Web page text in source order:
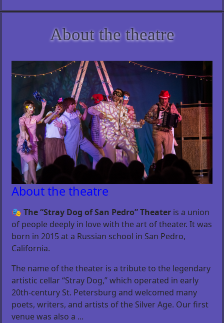
About the theatre
About the theatre
🎭 The “Stray Dog of San Pedro” Theater is a union
of people deeply in love with the art of theater. It was
born in 2015 at a Russian school in San Pedro,
California.
The name of the theater is a tribute to the legendary
artistic cellar “Stray Dog,” which operated in early
20th-century St. Petersburg and welcomed many
poets, writers, and artists of the Silver Age. Our first
venue was also a ...